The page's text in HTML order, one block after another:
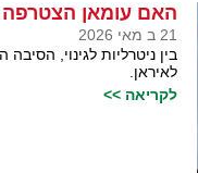
האם עומאן הצטרפה
21 ב מאי 2026
בין ניטרליות לגינוי,
לאיראן.
לקריאה >>